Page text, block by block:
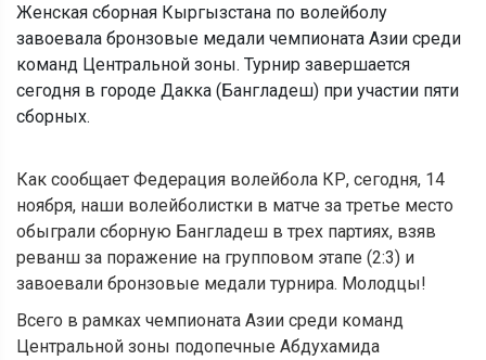
Женская сборная Кыргызстана по волейболу
завоевала бронзовые медали чемпионата Азии среди
команд Центральной зоны. Турнир завершается
сегодня в городе Дакка (Бангладеш) при участии пяти
сборных.
Как сообщает Федерация волейбола КР, сегодня, 14
ноября, наши волейболистки в матче за третье место
обыграли сборную Бангладеш в трех партиях, взяв
реванш за поражение на групповом этапе (2:3) и
завоевали бронзовые медали турнира. Молодцы!
Всего в рамках чемпионата Азии среди команд
Центральной зоны подопечные Абдухамида